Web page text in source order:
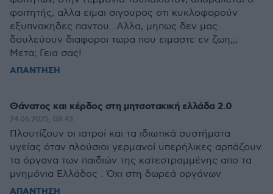
φοιτητής, αλλα ειμαι σιγουρος οτι κυκλοφορούν
εξυπνακηδες παντου...Αλλα, μηπως δεν μας
δουλεύουν διαφοροι τωρα που ειμαστε εν ζωη;;;
Μετα; Γεια σας!
ΑΠΑΝΤΗΣΗ
Θάνατος και κέρδος στη μητσοτακική ελλάδα 2.0
24.06.2025, 08:43
Πλουτίζουν οι ιατροί και τα ιδιωτικά συστήματα
υγείας όταν πλούσιοι γερμανοί υπερήλικες αρπάζουν
τα όργανα των παιδιών της κατεστραμμένης απο τα
μνημόνια Ελλάδος . Όχι στη δωρεά οργάνων
ΑΠΑΝΤΗΣΗ